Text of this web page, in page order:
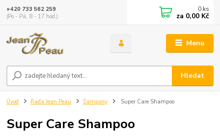
Menu
Hledat
+420 733 562 259
(Po - Pá, 8 - 17 hod.)
0 ks
za 0,00 Kč
Úvod Řada Jean Peau Šampony Super Care Shampoo
Super Care Shampoo